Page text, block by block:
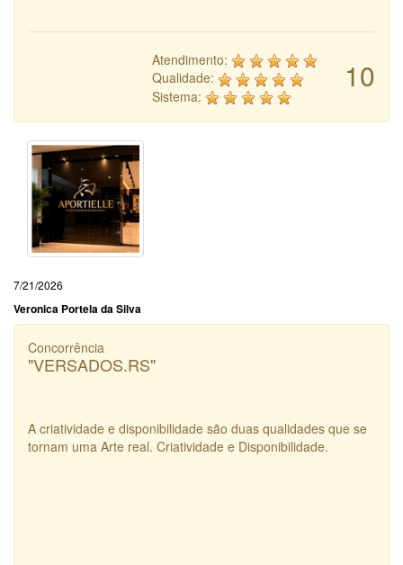
10
Atendimento:
Qualidade:
Sistema:
7/21/2026
Veronica Portela da Silva
Concorrência
"VERSADOS.RS"
A criatividade e disponibilidade são duas qualidades que se
tornam uma Arte real. Criatividade e Disponibilidade.